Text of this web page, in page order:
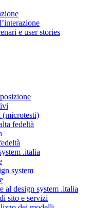
e user stories
(microtesti)
fedeltà
.italia
system
al design system .italia
sito e servizi